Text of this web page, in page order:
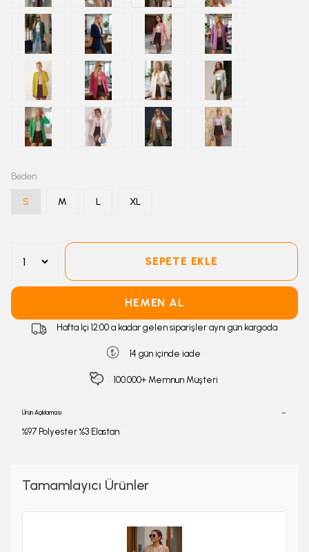
Beden
S M L XL
SEPETE EKLE
HEMEN AL
Hafta İçi 12:00 a kadar gelen siparişler aynı gün kargoda
14 gün içinde iade
100.000+ Memnun Müşteri
Ürün Açıklaması
%97 Polyester %3 Elastan
Tamamlayıcı Ürünler